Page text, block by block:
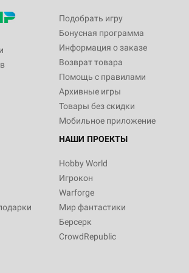
Подобрать игру
Бонусная программа
Информация о заказе
Возврат товара
Помощь с правилами
Архивные игры
Товары без скидки
Мобильное приложение
НАШИ ПРОЕКТЫ
Hobby World
Игрокон
Warforge
Мир фантастики
Берсерк
CrowdRepublic